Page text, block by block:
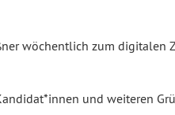
wöchentlich zum digitalen
und weiteren